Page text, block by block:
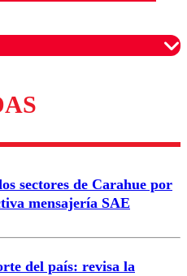
para garantizar un
sectores de Carahue por
mensajería SAE
del país: revisa la